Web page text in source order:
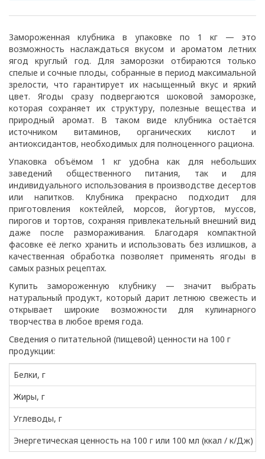
Замороженная клубника в упаковке по 1 кг — это
возможность наслаждаться вкусом и ароматом летних
ягод круглый год. Для заморозки отбираются только
спелые и сочные плоды, собранные в период максимальной
зрелости, что гарантирует их насыщенный вкус и яркий
цвет. Ягоды сразу подвергаются шоковой заморозке,
которая сохраняет их структуру, полезные вещества и
природный аромат. В таком виде клубника остаётся
источником витаминов, органических кислот и
антиоксидантов, необходимых для полноценного рациона.
Упаковка объёмом 1 кг удобна как для небольших
заведений общественного питания, так и для
индивидуального использования в производстве десертов
или напитков. Клубника прекрасно подходит для
приготовления коктейлей, морсов, йогуртов, муссов,
пирогов и тортов, сохраняя привлекательный внешний вид
даже после размораживания. Благодаря компактной
фасовке её легко хранить и использовать без излишков, а
качественная обработка позволяет применять ягоды в
самых разных рецептах.
Купить замороженную клубнику — значит выбрать
натуральный продукт, который дарит летнюю свежесть и
открывает широкие возможности для кулинарного
творчества в любое время года.
Сведения о питательной (пищевой) ценности на 100 г
продукции:
Белки, г
Жиры, г
Углеводы, г
Энергетическая ценность на 100 г или 100 мл (ккал / к/Дж)